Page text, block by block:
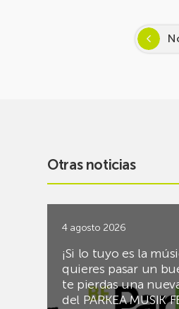
Otras noticias
4 agosto 2026
¡Si lo tuyo es la
quieres pasar un
te pierdas una
del PARKEA MUSIK